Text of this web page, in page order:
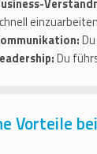
Du
Vorteile